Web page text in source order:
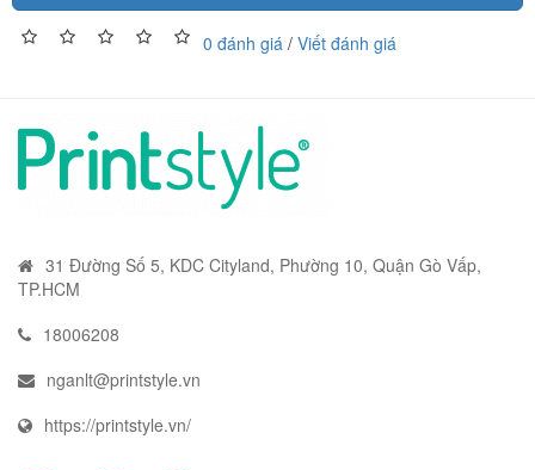
0 đánh giá / Viết đánh giá
31 Đường Số 5, KDC Cityland, Phường 10, Quận Gò Vấp,
TP.HCM
18006208
nganlt@printstyle.vn
https://printstyle.vn/